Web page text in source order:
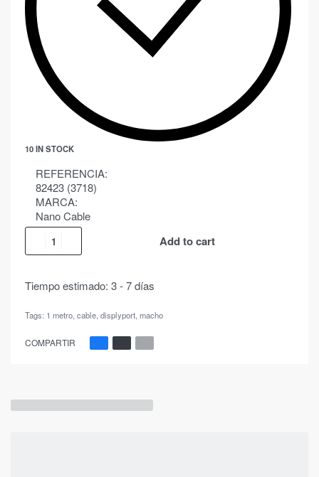
10 IN STOCK
REFERENCIA:
82423 (3718)
MARCA:
Nano Cable
Add to cart
Tiempo estimado: 3 - 7 días
Tags: 1 metro cable displyport macho
COMPARTIR